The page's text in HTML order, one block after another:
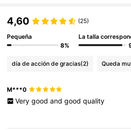
4,60 (25)
Pequeña
8%
La talla
día de acción de gracias(2) Queda
M***0
Very good and good quality